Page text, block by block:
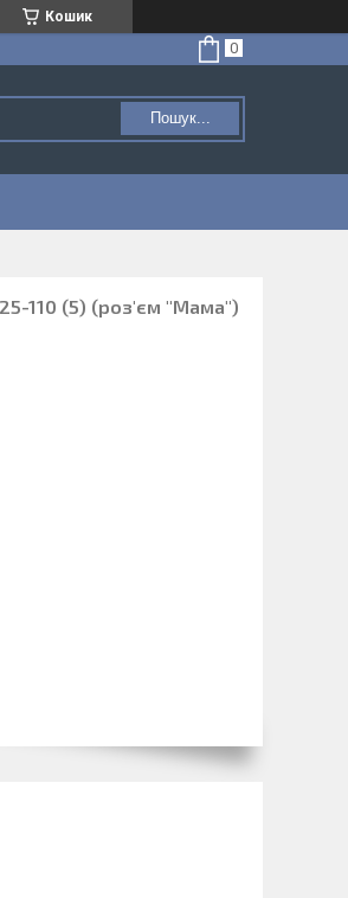
Кошик
Пошук...
110 (5) (роз'єм "Мама")